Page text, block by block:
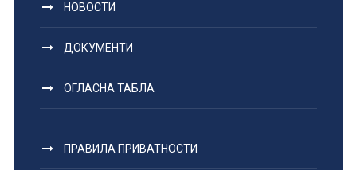
НОВОСТИ
ДОКУМЕНТИ
ОГЛАСНА ТАБЛА
ПРАВИЛА ПРИВАТНОСТИ